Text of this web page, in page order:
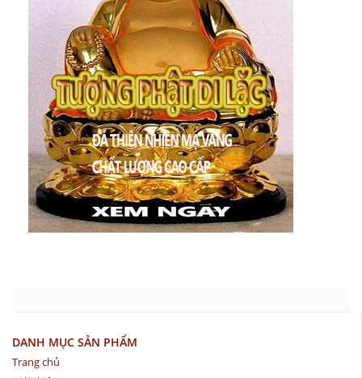
DANH MỤC SẢN PHẨM
Trang chủ